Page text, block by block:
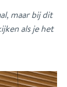
maar bij dit
als je het